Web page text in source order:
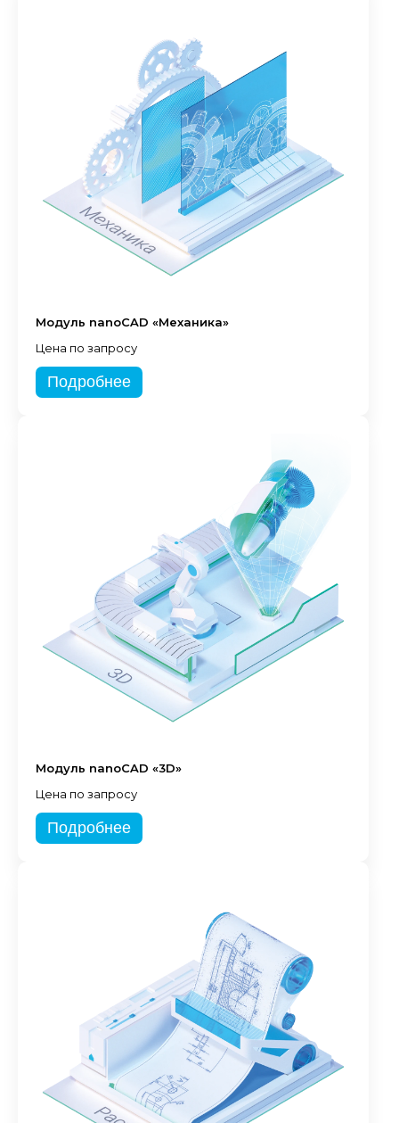
Модуль nanoCAD «Механика»
Цена по запросу
Подробнее
Модуль nanoCAD «3D»
Цена по запросу
Подробнее